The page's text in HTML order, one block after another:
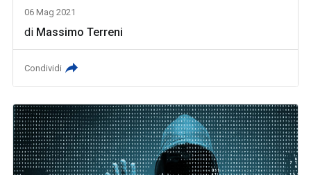
06 Mag 2021
di Massimo Terreni
Condividi